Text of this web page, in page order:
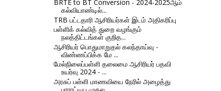
BRTE to BT Conversion - 2024-2025ஆம்
கல்வியாண்டில்...
TRB பட்டதாரி ஆசிரியர்கள் இடம் அதிகரிப்பு
பள்ளிக் கல்வித் துறை வழங்கும்
நலத்திட்டங்கள் குறித...
ஆசிரியர் பொதுமாறுதல் கலந்தாய்வு -
விண்ணப்பிக்க மே ...
மேல்நிலைப்பள்ளி தலைமை ஆசிரியர் பதவி
உயர்வு 2024 - ...
அரசுப் பள்ளி மாணவியை நேரில் அழைத்து
பாராட்டிய முதல...